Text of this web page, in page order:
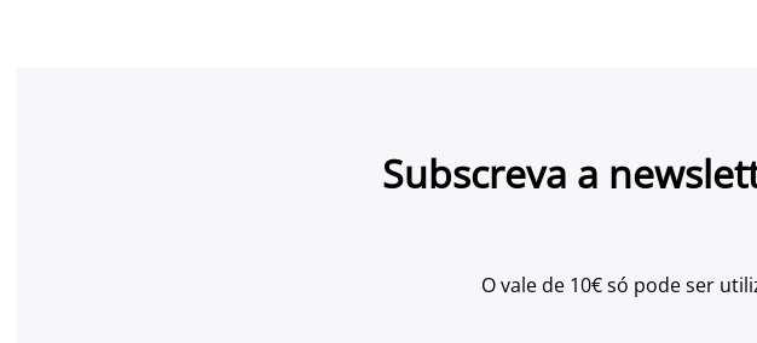
Subscreva a
O vale de 10€ só pode ser